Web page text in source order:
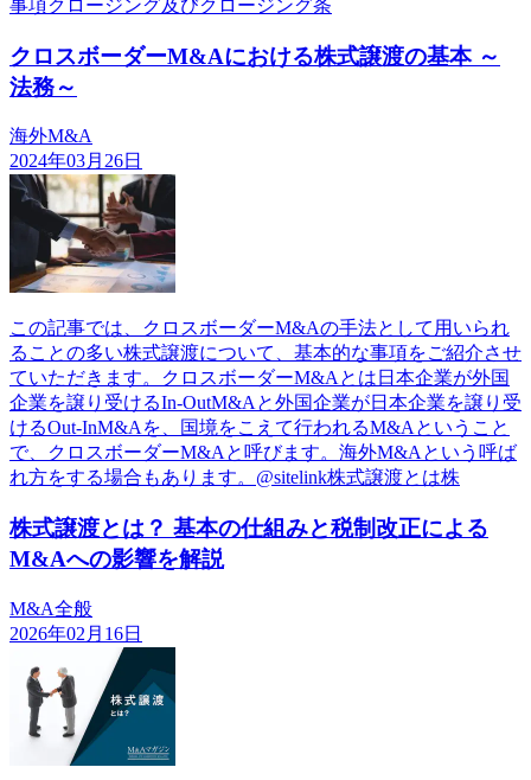
事項クロージング及びクロージング条
クロスボーダーM&Aにおける株式譲渡の基本 ～
法務～
海外M&A
2024年03月26日
この記事では、クロスボーダーM&Aの手法として用いられ
ることの多い株式譲渡について、基本的な事項をご紹介させ
ていただきます。クロスボーダーM&Aとは日本企業が外国
企業を譲り受けるIn-OutM&Aと外国企業が日本企業を譲り受
けるOut-InM&Aを、国境をこえて行われるM&Aということ
で、クロスボーダーM&Aと呼びます。海外M&Aという呼ば
れ方をする場合もあります。@sitelink株式譲渡とは株
株式譲渡とは？ 基本の仕組みと税制改正による
M&Aへの影響を解説
M&A全般
2026年02月16日